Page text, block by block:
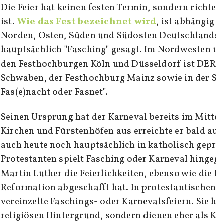
Die Feier hat keinen festen Termin, sondern
ist. Wie das Fest bezeichnet wird, ist
Norden, Osten, Süden und Südosten
hauptsächlich "Fasching" gesagt. Im Nordwesten
den Festhochburgen Köln und Düsseldorf ist
Schwaben, der Festhochburg Mainz sowie in der
Fas(e)nacht oder Fasnet".
Seinen Ursprung hat der Karneval bereits im
Kirchen und Fürstenhöfen aus erreichte er bald
auch heute noch hauptsächlich in katholisch
Protestanten spielt Fasching oder Karneval
Martin Luther die Feierlichkeiten, ebenso wie die
Reformation abgeschafft hat. In
vereinzelte Faschings- oder Karnevalsfeiern. Sie
religiösen Hintergrund, sondern dienen eher als